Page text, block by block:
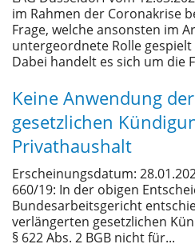
im Rahmen der Coronakrise
Frage, welche ansonsten im
untergeordnete Rolle
Dabei handelt es sich um die
Keine Anwendung
gesetzlichen
Privathaushalt
Erscheinungsdatum:
660/19: In der obigen
Bundesarbeitsgericht
verlängerten gesetzlichen
§ 622 Abs. 2 BGB nicht für...